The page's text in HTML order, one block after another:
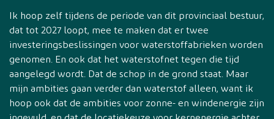
Ik hoop zelf tijdens de periode van dit provinciaal bestuur,
dat tot 2027 loopt, mee te maken dat er twee
investeringsbeslissingen voor waterstoffabrieken worden
genomen. En ook dat het waterstofnet tegen die tijd
aangelegd wordt. Dat de schop in de grond staat. Maar
mijn ambities gaan verder dan waterstof alleen, want ik
hoop ook dat de ambities voor zonne- en windenergie zijn